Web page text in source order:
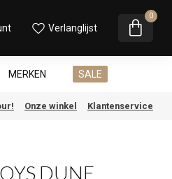
Verlanglijst
0
MERKEN SALE
Onze winkel Klantenservice
DUNE